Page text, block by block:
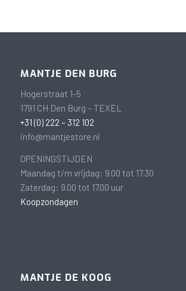
MANTJE DEN BURG
Hogerstraat 1-5
1791 CH Den Burg – TEXEL
+31 (0) 222 – 312 102
info@mantjestore.nl
OPENINGSTIJDEN
Maandag t/m vrijdag: 9.00 tot 17.30
Zaterdag: 9.00 tot 17.00 uur
Koopzondagen
MANTJE DE KOOG